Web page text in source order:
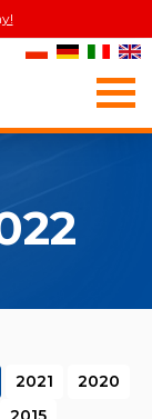
2021
2020